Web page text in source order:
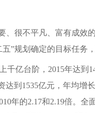
、很不平凡、富有成
”规划确定的目标任务
千亿台阶，2015年达到
达到1535亿元，年均
年的2.17和2.19倍。